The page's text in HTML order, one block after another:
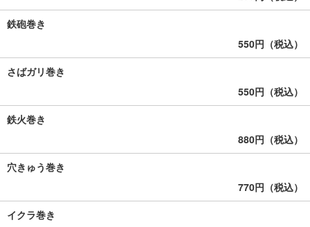
鉄砲巻き
550円（税込）
さばガリ巻き
550円（税込）
鉄火巻き
880円（税込）
穴きゅう巻き
770円（税込）
イクラ巻き